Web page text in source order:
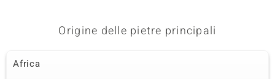
Origine delle pietre principali
Africa